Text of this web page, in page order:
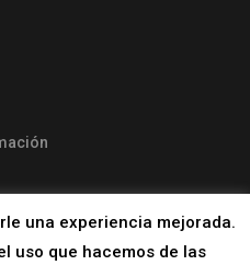
una experiencia mejorada.
uso que hacemos de las